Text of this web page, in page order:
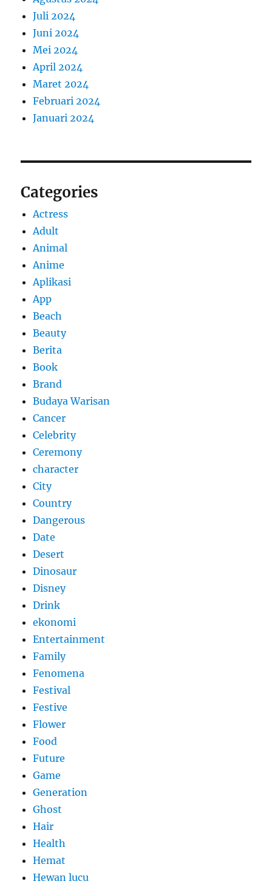
Juli 2024
Juni 2024
Mei 2024
April 2024
Maret 2024
Februari 2024
Januari 2024
Categories
Actress
Adult
Animal
Anime
Aplikasi
App
Beach
Beauty
Berita
Book
Brand
Budaya Warisan
Cancer
Celebrity
Ceremony
character
City
Country
Dangerous
Date
Desert
Dinosaur
Disney
Drink
ekonomi
Entertainment
Family
Fenomena
Festival
Festive
Flower
Food
Future
Game
Generation
Ghost
Hair
Health
Hemat
Hewan lucu